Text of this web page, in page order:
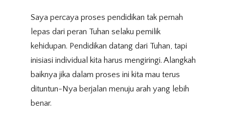
Saya percaya proses pendidikan tak pernah
lepas dari peran Tuhan selaku pemilik
kehidupan. Pendidikan datang dari Tuhan, tapi
inisiasi individual kita harus mengiringi. Alangkah
baiknya jika dalam proses ini kita mau terus
dituntun-Nya berjalan menuju arah yang lebih
benar.